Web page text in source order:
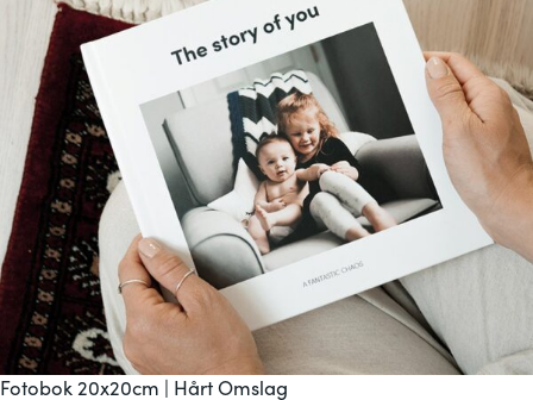
Fotobok 20x20cm | Hårt Omslag